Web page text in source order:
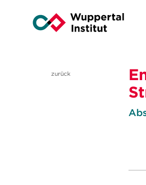
zurück